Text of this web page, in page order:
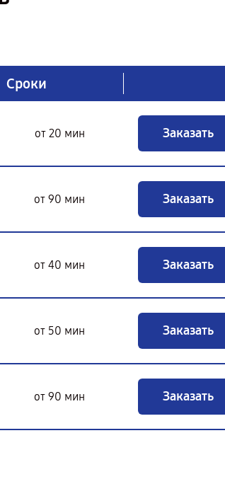
Сроки
от 20 мин Заказать
от 90 мин Заказать
от 40 мин Заказать
от 50 мин Заказать
от 90 мин Заказать